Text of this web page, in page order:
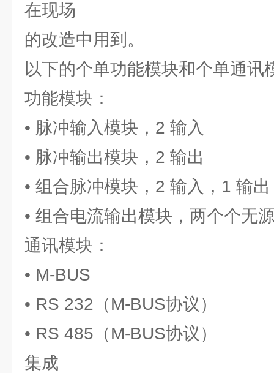
在现场
的改造中用到。
以下的个单功能模块和个单通讯
功能模块：
• 脉冲输入模块，2 输入
• 脉冲输出模块，2 输出
• 组合脉冲模块，2 输入，1 输出
• 组合电流输出模块，两个个无
通讯模块：
• M-BUS
• RS 232（M-BUS协议）
• RS 485（M-BUS协议）
集成